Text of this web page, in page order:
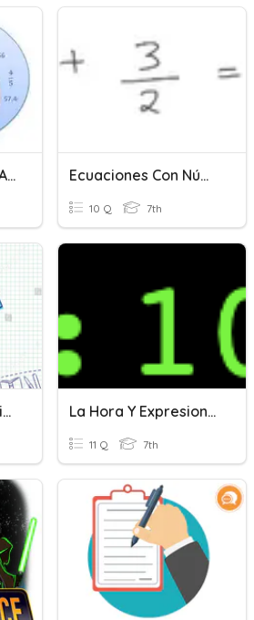
ENTEROS Y RACIONALES Ecuaciones Con Números Racionales
10 Q 7th
Ecuaciones, Expresiones Y Desigualdades La Hora Y Expresiones
11 Q 7th